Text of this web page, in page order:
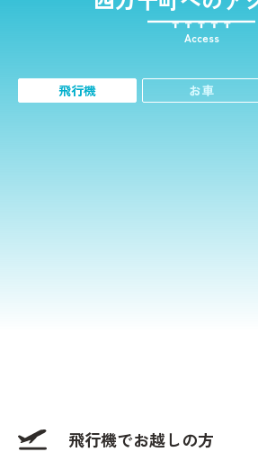
Access
飛行機 お車
飛行機でお越しの方